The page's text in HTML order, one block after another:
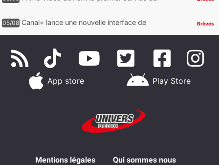
05/08 Canal+ lance une nouvelle interface de
Brèves
App store Play Store
Mentions légales Qui sommes nous